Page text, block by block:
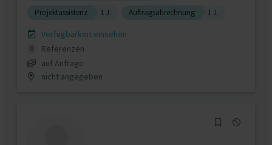
Projektassistenz
1 J. Auftragsabrechnung 1 J.
Verfügbarkeit einsehen
0
Referenzen
auf Anfrage
nicht angegeben